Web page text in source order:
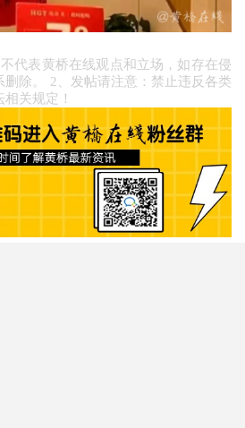
代表黄桥在线观点和立场，如存在侵
除。 2、发帖请注意：禁止违反各类
关规定！